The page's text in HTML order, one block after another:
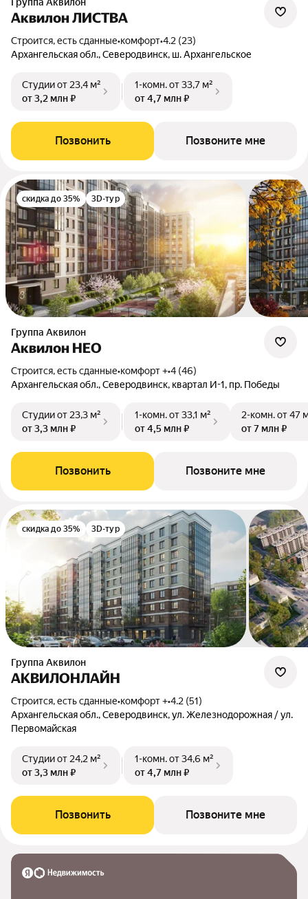
Аквилон ЛИСТВА
Строится, есть сданные•комфорт•4.2 (23)
Архангельская обл., Северодвинск, ш. Архангельское
Студииот 23,4 м²
от 3,2 млн ₽
1-комн.от 33,7 м²
от 4,7 млн ₽
Позвонить Позвоните мне
скидка до 35% 3D-тур
Группа Аквилон
Аквилон НЕО
Строится, есть сданные•комфорт +•4 (46)
Архангельская обл., Северодвинск, квартал И-1, пр. Победы
Студииот 23,3 м²
от 3,3 млн ₽
1-комн.от 33,1 м²
от 4,5 млн ₽
2-комн.от 47
от 7 млн ₽
Позвонить Позвоните мне
скидка до 35% 3D-тур
Группа Аквилон
АКВИЛОНЛАЙН
Строится, есть сданные•комфорт +•4.2 (51)
Архангельская обл., Северодвинск, ул. Железнодорожная / ул.
Первомайская
Студииот 24,2 м²
от 3,3 млн ₽
1-комн.от 34,6 м²
от 4,7 млн ₽
Позвонить Позвоните мне